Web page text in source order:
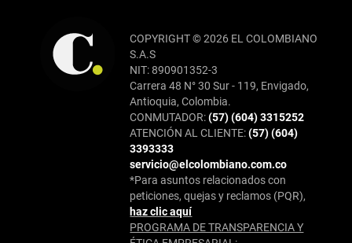
COPYRIGHT © 2026 EL COLOMBIANO
S.A.S
NIT: 890901352-3
Carrera 48 N° 30 Sur - 119, Envigado,
Antioquia, Colombia.
CONMUTADOR:(57) (604) 3315252
ATENCIÓN AL CLIENTE:(57) (604)
3393333
servicio@elcolombiano.com.co
*Para asuntos relacionados con
peticiones, quejas y reclamos (PQR),
haz clic aquí
PROGRAMA DE TRANSPARENCIA Y